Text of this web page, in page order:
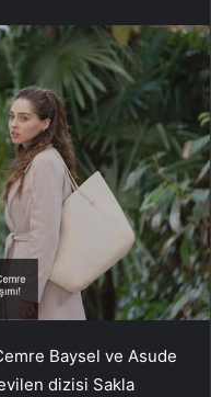
Baysel ve Asude
dizisi Sakla